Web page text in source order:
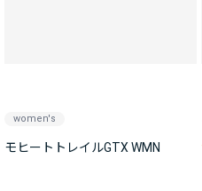
women's
モヒートトレイルGTX WMN